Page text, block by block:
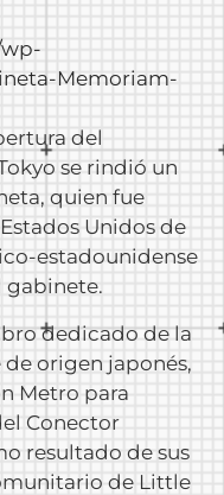
Memoriam-
del
se rindió un
quien fue
Unidos de
estadounidense
gabinete.
dedicado de la
origen japonés,
Metro para
Conector
resultado de sus
de Little